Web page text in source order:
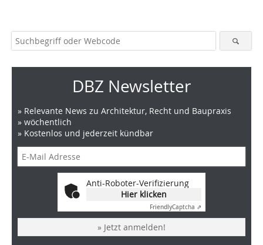
DBZ Newsletter
» Relevante News zu Architektur, Recht und Baupraxis
» wöchentlich
» Kostenlos und jederzeit kündbar
Anti-Roboter-Verifizierung
Hier klicken
FriendlyCaptcha ⇗
» Jetzt anmelden!